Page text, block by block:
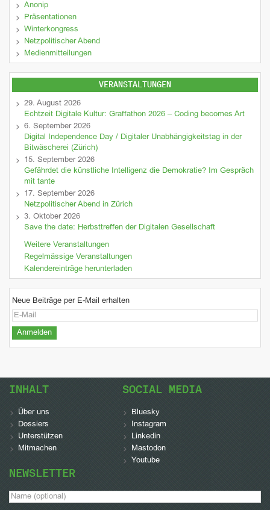
Anonip
Präsentationen
Winterkongress
Netzpolitischer Abend
Medienmitteilungen
VERANSTALTUNGEN
29. August 2026
Echtzeit Digitale Kultur: Graffathon 2026 – Coding becomes Art
6. September 2026
Digital Independence Day / Digitaler Unabhängigkeitstag in der
Bitwäscherei (Zürich)
15. September 2026
Gefährdet die künstliche Intelligenz die Demokratie? Im Gespräch
mit tante
17. September 2026
Netzpolitischer Abend in Zürich
3. Oktober 2026
Save the date: Herbsttreffen der Digitalen Gesellschaft
Weitere Veranstaltungen
Regelmässige Veranstaltungen
Kalendereinträge herunterladen
Neue Beiträge per E-Mail erhalten
INHALT
Über uns
Dossiers
Unterstützen
Mitmachen
SOCIAL MEDIA
Bluesky
Instagram
Linkedin
Mastodon
Youtube
NEWSLETTER